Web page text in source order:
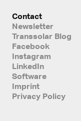
Contact
Newsletter
Transsolar Blog
Facebook
Instagram
LinkedIn
Software
Imprint
Privacy Policy